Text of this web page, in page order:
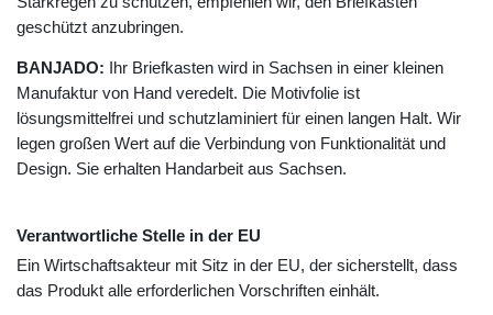
geschützt anzubringen.
BANJADO: Ihr Briefkasten wird in Sachsen in einer kleinen
Manufaktur von Hand veredelt. Die Motivfolie ist
lösungsmittelfrei und schutzlaminiert für einen langen Halt. Wir
legen großen Wert auf die Verbindung von Funktionalität und
Design. Sie erhalten Handarbeit aus Sachsen.
Verantwortliche Stelle in der EU
Ein Wirtschaftsakteur mit Sitz in der EU, der sicherstellt, dass
das Produkt alle erforderlichen Vorschriften einhält.